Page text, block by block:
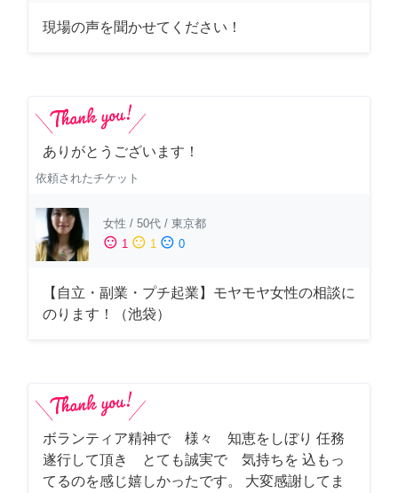
現場の声を聞かせてください！
ありがとうございます！
依頼されたチケット
女性 / 50代 / 東京都
sentiment_satisfied 1 sentiment_neutral 1 sentiment_dissatisfied 0
【自立・副業・プチ起業】モヤモヤ女性の相談に
のります！（池袋）
ボランティア精神で 様々 知恵をしぼり 任務
遂行して頂き とても誠実で 気持ちを 込もっ
てるのを感じ嬉しかったです。 大変感謝してま